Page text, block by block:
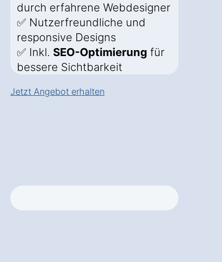
durch erfahrene Webdesigner
✅ Nutzerfreundliche und
responsive Designs
✅ Inkl. SEO-Optimierung für
bessere Sichtbarkeit
Jetzt Angebot erhalten